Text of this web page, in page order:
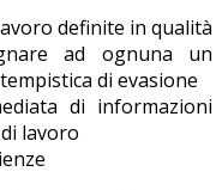
definite in qualità
ad ognuna un
di evasione
di informazioni
lavoro